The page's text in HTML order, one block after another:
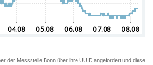
der Messstelle Bonn über ihre UUID angefordert und diese